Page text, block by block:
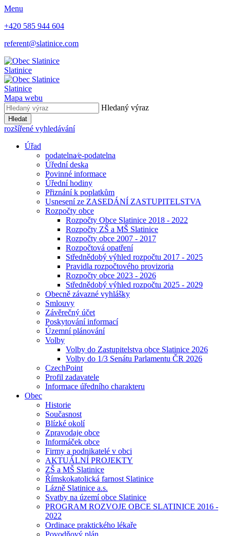
Menu
+420 585 944 604
referent@slatinice.com
Slatinice
Slatinice
Mapa webu
Hledaný výraz
Hledat
rozšířené vyhledávání
Úřad
podatelna⁄e-podatelna
Úřední deska
Povinné informace
Úřední hodiny
Přiznání k poplatkům
Usnesení ze ZASEDÁNÍ ZASTUPITELSTVA
Rozpočty obce
Rozpočty Obce Slatinice 2018 - 2022
Rozpočty ZŠ a MŠ Slatinice
Rozpočty obce 2007 - 2017
Rozpočtová opatření
Střednědobý výhled rozpočtu 2017 - 2025
Pravidla rozpočtového provizoria
Rozpočty obce 2023 - 2026
Střednědobý výhled rozpočtu 2025 - 2029
Obecně závazné vyhlášky
Smlouvy
Závěrečný účet
Poskytování informací
Územní plánování
Volby
Volby do Zastupitelstva obce Slatinice 2026
Volby do 1/3 Senátu Parlamentu ČR 2026
CzechPoint
Profil zadavatele
Informace úředního charakteru
Obec
Historie
Současnost
Blízké okolí
Zpravodaje obce
Informáček obce
Firmy a podnikatelé v obci
AKTUÁLNÍ PROJEKTY
ZŠ a MŠ Slatinice
Římskokatolická farnost Slatinice
Lázně Slatinice a.s.
Svatby na území obce Slatinice
PROGRAM ROZVOJE OBCE SLATINICE 2016 -
2022
Ordinace praktického lékaře
Povodňový plán